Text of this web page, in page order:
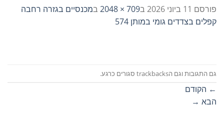
פורסם 11 ביוני 2026 ב709 × 2048 במכנסיים בגזרה רחבה
קפלים בצדדים גומי במותן 574
גם התגובות וגם הtrackbacks סגורים כרגע.
← הקודם
הבא →